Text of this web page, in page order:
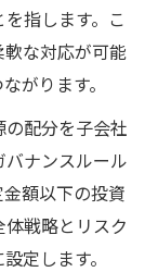
指します。こ
な対応が可能
がります。
配分を子会社
ナンスルール
額以下の投資
戦略とリスク
定します。